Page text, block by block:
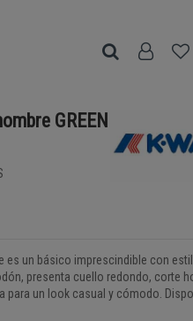
GREEN
es un básico imprescindible con
presenta cuello redondo, corte
para un look casual y cómodo.